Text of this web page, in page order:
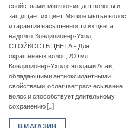
свойствами, мягко очищает волосы и
защищает их цвет. Мягкое мытье волос
и гарантия насыщенности их цвета
надолго. Кондиционер-Уход
СТОЙКОСТЬ ЦВЕТА – Для
окрашенных волос, 200 мл
Кондиционер-Уход с ягодами Асаи,
обладающими антиоксидантными
свойствами, облегчает расчесывание
волос и способствует длительному
сохранению [...]
В МАГАЗИН